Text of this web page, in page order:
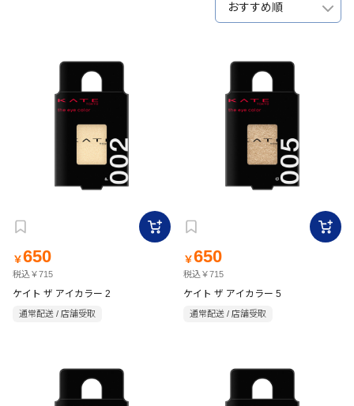
おすすめ順
￥650
税込￥715
ケイト ザ アイカラー 2
通常配送 / 店舗受取
￥650
税込￥715
ケイト ザ アイカラー 5
通常配送 / 店舗受取